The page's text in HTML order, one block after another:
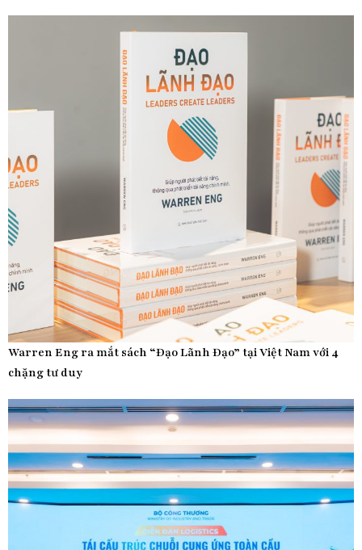
Warren Eng ra mắt sách “Đạo Lãnh Đạo” tại Việt Nam với 4
chặng tư duy